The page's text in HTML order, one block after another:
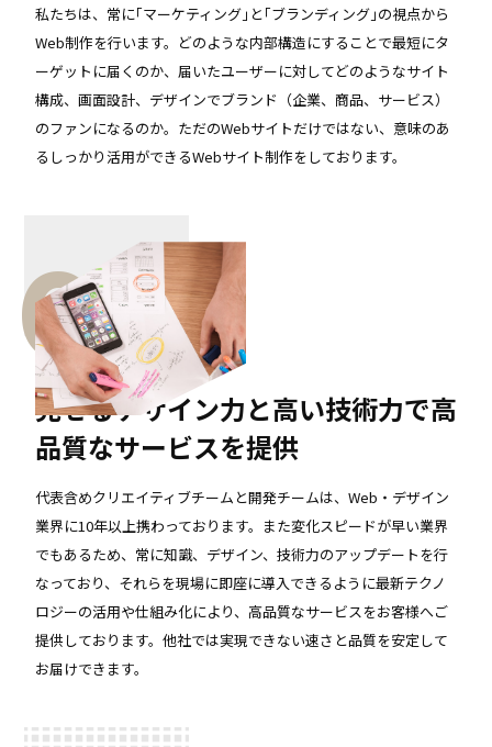
私たちは、常に｢マーケティング｣と｢ブランディング｣の視点から
Web制作を行います。どのような内部構造にすることで最短にタ
ーゲットに届くのか、届いたユーザーに対してどのようなサイト
構成、画面設計、デザインでブランド（企業、商品、サービス）
のファンになるのか。ただのWebサイトだけではない、意味のあ
るしっかり活用ができるWebサイト制作をしております。
02
見せるデザイン力と高い技術力で高
品質なサービスを提供
代表含めクリエイティブチームと開発チームは、Web・デザイン
業界に10年以上携わっております。また変化スピードが早い業界
でもあるため、常に知識、デザイン、技術力のアップデートを行
なっており、それらを現場に即座に導入できるように最新テクノ
ロジーの活用や仕組み化により、高品質なサービスをお客様へご
提供しております。他社では実現できない速さと品質を安定して
お届けできます。